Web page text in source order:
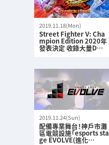
2019.11.18(Mon)
Street Fighter V: Cha
mpion Edition 2020年
發表決定 收錄大量D…
2019.11.24(Sun)
配備專業舞台！神戶市灘
區電競設施「esports sta
ge EVOLVE(進化…